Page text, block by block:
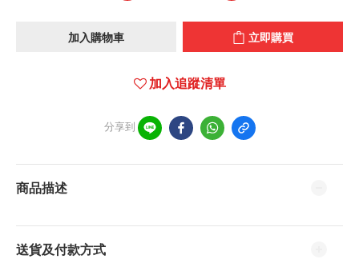
加入購物車 立即購買
加入追蹤清單
分享到
商品描述
送貨及付款方式